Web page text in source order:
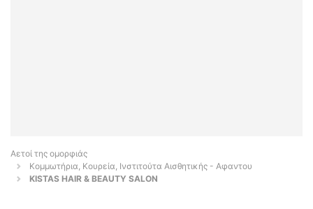
Αετοί της ομορφιάς
Κομμωτήρια, Κουρεία, Ινστιτούτα Αισθητικής - Αφαντου
KISTAS HAIR & BEAUTY SALON